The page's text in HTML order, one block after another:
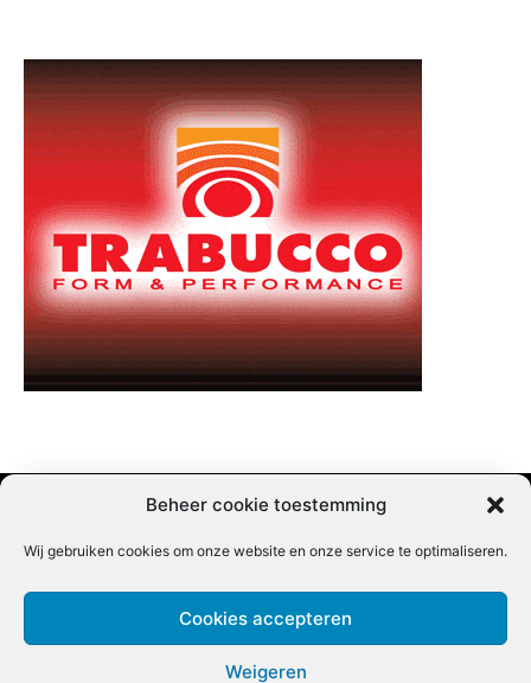
Beheer cookie toestemming
Wij gebruiken cookies om onze website en onze service te optimaliseren.
Cookies accepteren
Weigeren
Nieuwsbrief inschrijven | Partner content